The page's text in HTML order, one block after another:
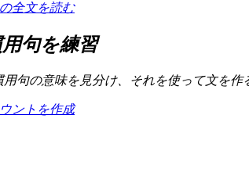
全文を読む
句を練習
句の意味を見分け、それを使って文を
ントを作成